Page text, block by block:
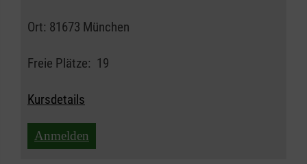
Ort: 81673 München
Freie Plätze: 19
Kursdetails
Anmelden